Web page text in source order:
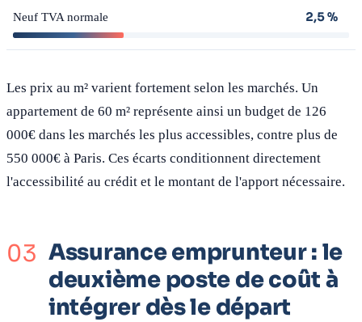
Neuf TVA normale 2,5 %
Les prix au m² varient fortement selon les marchés. Un
appartement de 60 m² représente ainsi un budget de 126
000€ dans les marchés les plus accessibles, contre plus de
550 000€ à Paris. Ces écarts conditionnent directement
l'accessibilité au crédit et le montant de l'apport nécessaire.
Assurance emprunteur : le
deuxième poste de coût à
intégrer dès le départ